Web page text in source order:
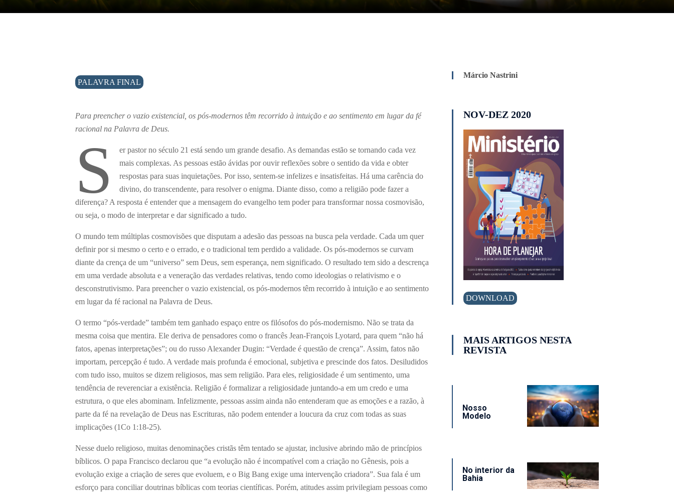
PALAVRA FINAL
Para preencher o vazio existencial, os pós-modernos têm recorrido à intuição e ao sentimento em lugar da fé
racional na Palavra de Deus.
S
er pastor no século 21 está sendo um grande desafio. As demandas estão se tornando cada vez
mais complexas. As pessoas estão ávidas por ouvir reflexões sobre o sentido da vida e obter
respostas para suas inquietações. Por isso, sentem-se infelizes e insatisfeitas. Há uma carência do
divino, do transcendente, para resolver o enigma. Diante disso, como a religião pode fazer a
diferença? A resposta é entender que a mensagem do evangelho tem poder para transformar nossa cosmovisão,
ou seja, o modo de interpretar e dar significado a tudo.
O mundo tem múltiplas cosmovisões que disputam a adesão das pessoas na busca pela verdade. Cada um quer
definir por si mesmo o certo e o errado, e o tradicional tem perdido a validade. Os pós-modernos se curvam
diante da crença de um “universo” sem Deus, sem esperança, nem significado. O resultado tem sido a descrença
em uma verdade absoluta e a veneração das verdades relativas, tendo como ideologias o relativismo e o
desconstrutivismo. Para preencher o vazio existencial, os pós-modernos têm recorrido à intuição e ao sentimento
em lugar da fé racional na Palavra de Deus.
O termo “pós-verdade” também tem ganhado espaço entre os filósofos do pós-modernismo. Não se trata da
mesma coisa que mentira. Ele deriva de pensadores como o francês Jean-François Lyotard, para quem “não há
fatos, apenas interpretações”; ou do russo Alexander Dugin: “Verdade é questão de crença”. Assim, fatos não
importam, percepção é tudo. A verdade mais profunda é emocional, subjetiva e prescinde dos fatos. Desiludidos
com tudo isso, muitos se dizem religiosos, mas sem religião. Para eles, religiosidade é um sentimento, uma
tendência de reverenciar a existência. Religião é formalizar a religiosidade juntando-a em um credo e uma
estrutura, o que eles abominam. Infelizmente, pessoas assim ainda não entenderam que as emoções e a razão, à
parte da fé na revelação de Deus nas Escrituras, não podem entender a loucura da cruz com todas as suas
implicações (1Co 1:18-25).
Nesse duelo religioso, muitas denominações cristãs têm tentado se ajustar, inclusive abrindo mão de princípios
bíblicos. O papa Francisco declarou que “a evolução não é incompatível com a criação no Gênesis, pois a
evolução exige a criação de seres que evoluem, e o Big Bang exige uma intervenção criadora”. Sua fala é um
esforço para conciliar doutrinas bíblicas com teorias científicas. Porém, atitudes assim privilegiam pessoas como
Márcio Nastrini
NOV-DEZ 2020
DOWNLOAD
MAIS ARTIGOS NESTA
REVISTA
Nosso
Modelo
No interior da
Bahia